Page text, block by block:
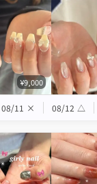
¥9,000
08/11 × 08/12 △